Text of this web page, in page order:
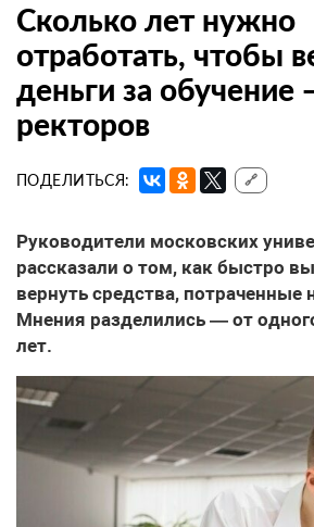
Сколько лет нужно
отработать, чтобы
деньги за обучение
ректоров
ПОДЕЛИТЬСЯ: 🔗
Руководители московских
рассказали о том, как быстро
вернуть средства, потраченные
Мнения разделились — от
лет.